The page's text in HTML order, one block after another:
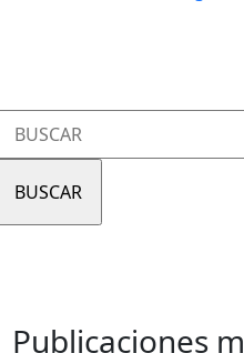
Buscar:
Publicaciones